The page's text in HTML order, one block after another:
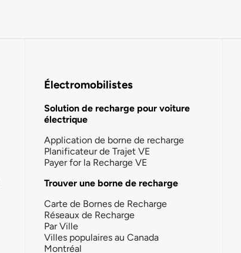
Électromobilistes
Solution de recharge pour voiture
électrique
Application de borne de recharge
Planificateur de Trajet VE
Payer for la Recharge VE
Trouver une borne de recharge
Carte de Bornes de Recharge
Réseaux de Recharge
Par Ville
Villes populaires au Canada
Montréal